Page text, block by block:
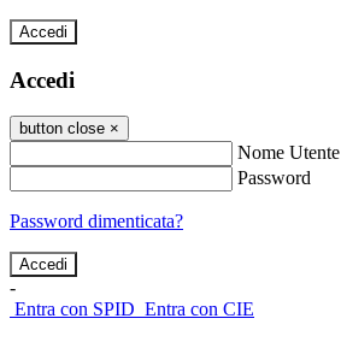
Accedi
Accedi
button close ×
Nome Utente
Password
Password dimenticata?
-
Entra con SPID Entra con CIE